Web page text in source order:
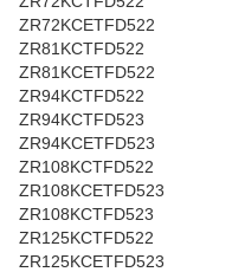
ZR72KCETFD522
ZR81KCTFD522
ZR81KCETFD522
ZR94KCTFD522
ZR94KCTFD523
ZR94KCETFD523
ZR108KCTFD522
ZR108KCETFD523
ZR108KCTFD523
ZR125KCTFD522
ZR125KCETFD523